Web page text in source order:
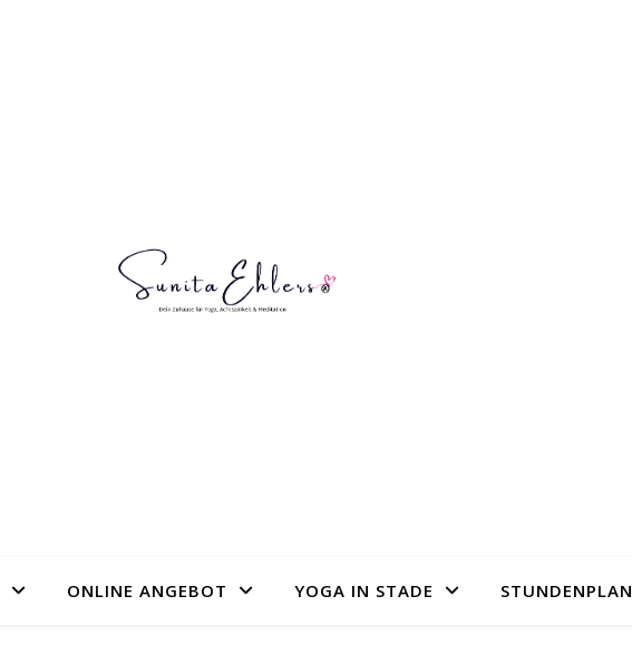
ONLINE ANGEBOT YOGA IN STADE STUNDENPLAN